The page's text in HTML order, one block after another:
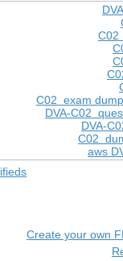
C02
C02 exam
DVA-C02
DVA-
C02
aws
Create your own